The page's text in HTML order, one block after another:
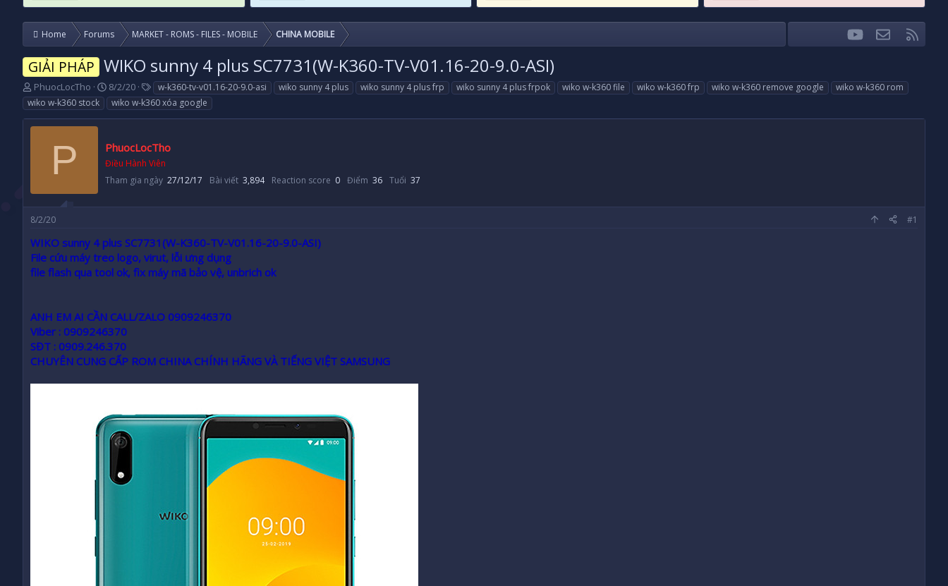
Home Forums MARKET - ROMS - FILES - MOBILE CHINA MOBILE FacebookTwitteryoutubeLiên hệ
GIẢI PHÁP WIKO sunny 4 plus SC7731(W-K360-TV-V01.16-20-9.0-ASI)
T
h
r
e
e
r
PhuocLocTho
N
g
à
ử
i
8/2/20
T
a
g
w-k360-tv-v01.16-20-9.0-asi wiko sunny 4 plus wiko sunny 4 plus frp wiko sunny 4 plus frpok wiko w-k360 file wiko w-k360 frp wiko w-k360 remove google
wiko w-k360 rom
wiko w-k360 stock
wiko w-k360 xóa google
P PhuocLocTho
Điều Hành Viên
Tham gia ngày 27/12/17 Bài viết 3,894 Reaction score 0 Điểm 36 Tuổi 37
8/2/20 #1
WIKO sunny 4 plus SC7731(W-K360-TV-V01.16-20-9.0-ASI)
File cứu máy treo logo, virut, lỗi ưng dụng
file flash qua tool ok, fix máy mã bảo vệ, unbrich ok
ANH EM AI CẦN CALL/ZALO 0909246370
Viber : 0909246370
SĐT : 0909.246.370
CHUYÊN CUNG CẤP ROM CHINA CHÍNH HÃNG VÀ TIẾNG VIỆT SAMSUNG